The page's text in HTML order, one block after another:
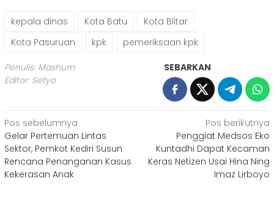
kepala dinas Kota Batu
Kota Blitar
Kota Pasuruan
kpk pemeriksaan kpk
Penulis: Mashum
Editor: Setyo
SEBARKAN
Navigasi
pos
Pos sebelumnya
Gelar Pertemuan Lintas
Sektor, Pemkot Kediri Susun
Rencana Penanganan Kasus
Kekerasan Anak
Pos berikutnya
Penggiat Medsos Eko
Kuntadhi Dapat Kecaman
Keras Netizen Usai Hina Ning
Imaz Lirboyo